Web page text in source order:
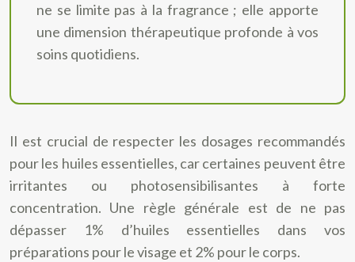
ne se limite pas à la fragrance ; elle apporte
une dimension thérapeutique profonde à vos
soins quotidiens.
Il est crucial de respecter les dosages recommandés
pour les huiles essentielles, car certaines peuvent être
irritantes ou photosensibilisantes à forte
concentration. Une règle générale est de ne pas
dépasser 1% d’huiles essentielles dans vos
préparations pour le visage et 2% pour le corps.